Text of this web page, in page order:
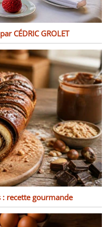
CÉDRIC GROLET
: recette gourmande